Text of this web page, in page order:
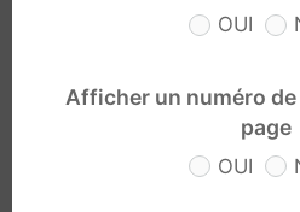
OUI
Afficher un numéro
page
OUI